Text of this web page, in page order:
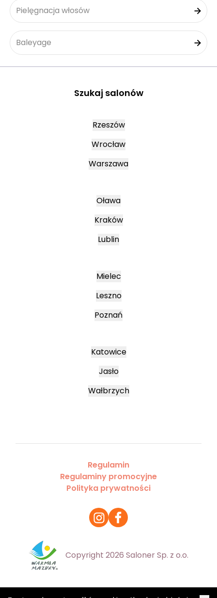
Pielęgnacja włosów
Baleyage
Szukaj salonów
Rzeszów
Wrocław
Warszawa
Oława
Kraków
Lublin
Mielec
Leszno
Poznań
Katowice
Jasło
Wałbrzych
Regulamin
Regulaminy promocyjne
Polityka prywatności
Copyright 2026 Saloner Sp. z o.o.